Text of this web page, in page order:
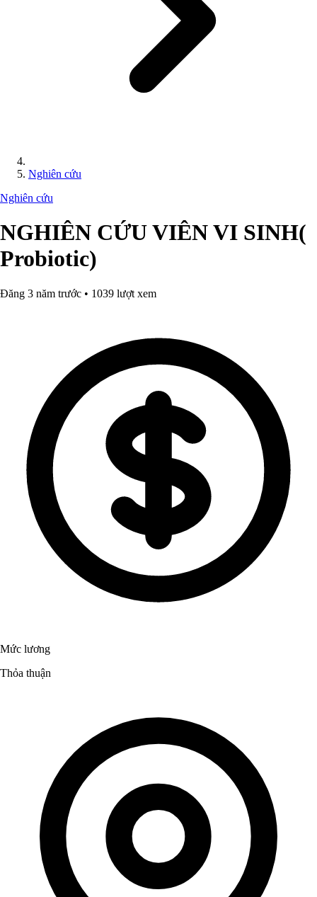
Nghiên cứu
Nghiên cứu
NGHIÊN CỨU VIÊN VI SINH(
Probiotic)
Đăng 3 năm trước • 1039 lượt xem
Mức lương
Thỏa thuận